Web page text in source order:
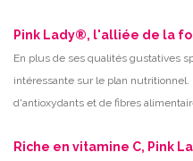
Pink Lady®, l'alliée de la
En plus de ses qualités gustatives
intéressante sur le plan nutritionnel.
d'antioxydants et de fibres
Riche en vitamine C, Pink